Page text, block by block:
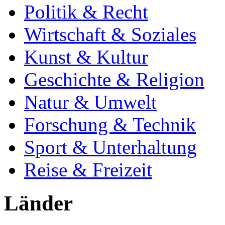
Politik & Recht
Wirtschaft & Soziales
Kunst & Kultur
Geschichte & Religion
Natur & Umwelt
Forschung & Technik
Sport & Unterhaltung
Reise & Freizeit
Länder